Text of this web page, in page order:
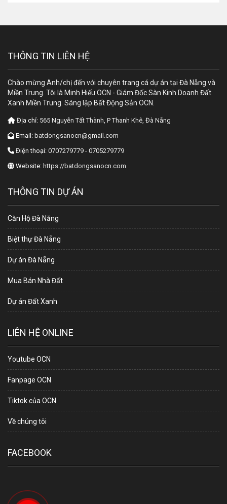
THÔNG TIN LIÊN HỆ
Chào mừng Anh/chị đến với chuyên trang cá dự án tại Đà Nẵng và
Miền Trung. Tôi là Minh Hiếu OCN - Giám Đốc Sàn Kinh Doanh Đất
Xanh Miền Trung. Sáng lập Bất Động Sản OCN.
Địa chỉ: 565 Nguyễn Tất Thành, P Thanh Khê, Đà Nẵng
Email: batdongsanocn@gmail.com
Điện thoại: 0707279779 - 0705279779
Website: https://batdongsanocn.com
THÔNG TIN DỰ ÁN
Căn Hộ Đà Nẵng
Biệt thự Đà Nẵng
Dự án Đà Nẵng
Mua Bán Nhà Đất
Dự án Đất Xanh
LIÊN HỆ ONLINE
Youtube OCN
Fanpage OCN
Tiktok của OCN
Về chúng tôi
FACEBOOK